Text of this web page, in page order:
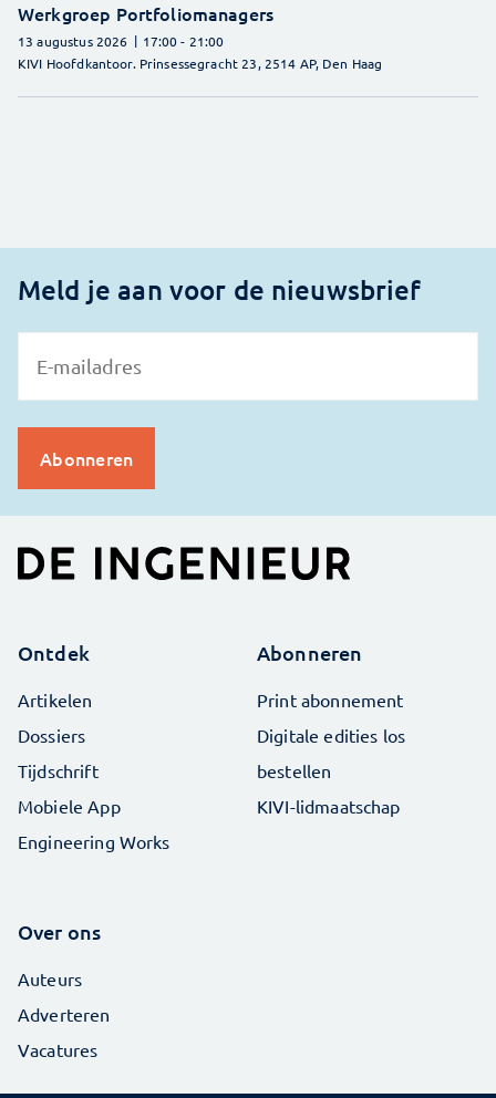
Werkgroep Portfoliomanagers
13 augustus 2026 17:00- 21:00
KIVI Hoofdkantoor. Prinsessegracht 23, 2514 AP, Den Haag
Meld je aan voor de nieuwsbrief
Ontdek
Artikelen
Dossiers
Tijdschrift
Mobiele App
Engineering Works
Abonneren
Print abonnement
Digitale edities los
bestellen
KIVI-lidmaatschap
Over ons
Auteurs
Adverteren
Vacatures